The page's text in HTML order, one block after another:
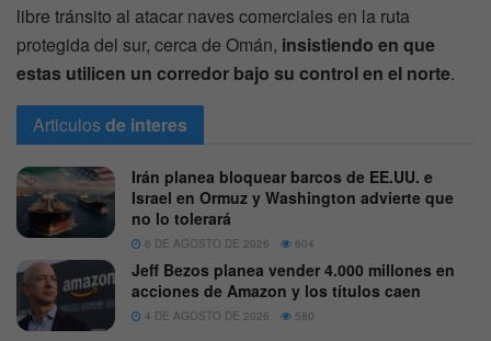
libre tránsito al atacar naves comerciales en la ruta
protegida del sur, cerca de Omán, insistiendo en que
estas utilicen un corredor bajo su control en el norte.
Articulosde interes
Irán planea bloquear barcos de EE.UU. e
Israel en Ormuz y Washington advierte que
no lo tolerará
6 DE AGOSTO DE 2026 604
Jeff Bezos planea vender 4.000 millones en
acciones de Amazon y los títulos caen
4 DE AGOSTO DE 2026 580